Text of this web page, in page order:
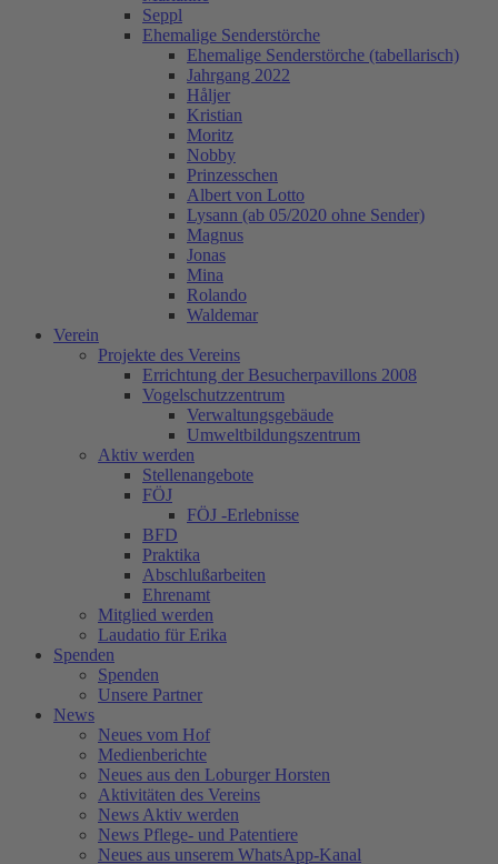
Seppl
Ehemalige Senderstörche
Ehemalige Senderstörche (tabellarisch)
Jahrgang 2022
Håljer
Kristian
Moritz
Nobby
Prinzesschen
Albert von Lotto
Lysann (ab 05/2020 ohne Sender)
Magnus
Jonas
Mina
Rolando
Waldemar
Verein
Projekte des Vereins
Errichtung der Besucherpavillons 2008
Vogelschutzzentrum
Verwaltungsgebäude
Umweltbildungszentrum
Aktiv werden
Stellenangebote
FÖJ
FÖJ -Erlebnisse
BFD
Praktika
Abschlußarbeiten
Ehrenamt
Mitglied werden
Laudatio für Erika
Spenden
Spenden
Unsere Partner
News
Neues vom Hof
Medienberichte
Neues aus den Loburger Horsten
Aktivitäten des Vereins
News Aktiv werden
News Pflege- und Patentiere
Neues aus unserem WhatsApp-Kanal